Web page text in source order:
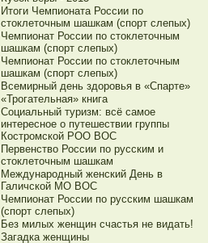
Итоги Чемпионата России по
стоклеточным шашкам (спорт слепых)
Чемпионат России по стоклеточным
шашкам (спорт слепых)
Чемпионат России по стоклеточным
шашкам (спорт слепых)
Всемирный день здоровья в «Спарте»
«Трогательная» книга
Социальный туризм: всё самое
интересное о путешествии группы
Костромской РОО ВОС
Первенство России по русским и
стоклеточным шашкам
Международный женский День в
Галичской МО ВОС
Чемпионат России по русским шашкам
(спорт слепых)
Без милых женщин счастья не видать!
Загадка женщины